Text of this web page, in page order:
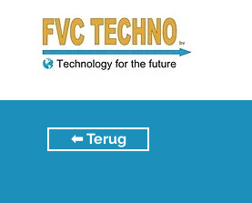
⬅︎ Terug